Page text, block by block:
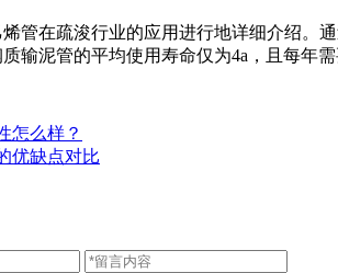
在疏浚行业的应用进行地详细介绍。
输泥管的平均使用寿命仅为4a ，且每年
怎么样？
优缺点对比